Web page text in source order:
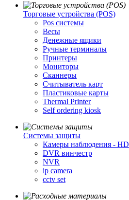
Торговые устройства (POS)
Pos системы
Весы
Денежные ящики
Ручные терминалы
Принтеры
Мониторы
Сканнеры
Считыватель карт
Пластиковые карты
Thermal Printer
Self ordering kiosk
Cистемы защиты
Камеры наблюдения - HD
DVR винчестр
NVR
ip camera
cctv set